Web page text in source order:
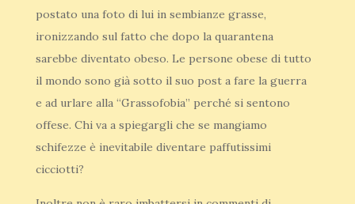
postato una foto di lui in sembianze grasse,
ironizzando sul fatto che dopo la quarantena
sarebbe diventato obeso. Le persone obese di tutto
il mondo sono già sotto il suo post a fare la guerra
e ad urlare alla “Grassofobia” perché si sentono
offese. Chi va a spiegargli che se mangiamo
schifezze è inevitabile diventare paffutissimi
cicciotti?